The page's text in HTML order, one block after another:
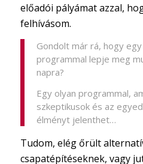
előadói pályámat azzal,
felhívásom.
Gondolt már rá, hogy
programmal lepje meg
napra?
Egy olyan programmal,
szkeptikusok és az
élményt jelenthet…
Tudom, elég őrült
csapatépítéseknek, vagy